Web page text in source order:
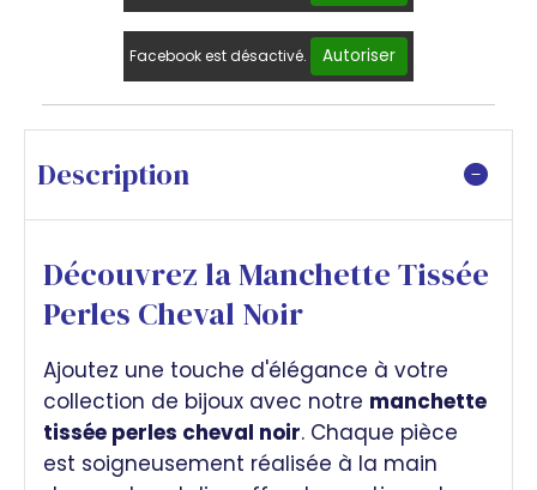
Facebook est désactivé. Autoriser
Description
Découvrez la Manchette Tissée
Perles Cheval Noir
Ajoutez une touche d'élégance à votre
collection de bijoux avec notre manchette
tissée perles cheval noir. Chaque pièce
est soigneusement réalisée à la main